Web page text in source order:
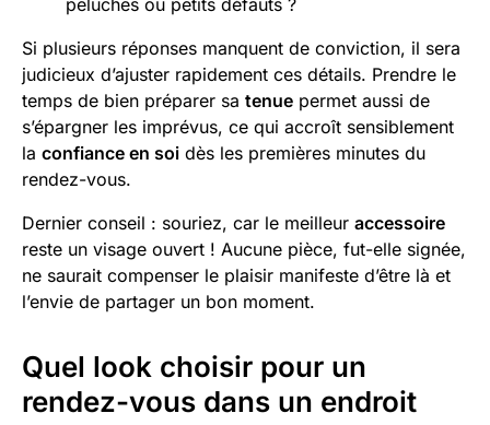
peluches ou petits défauts ?
Si plusieurs réponses manquent de conviction, il sera
judicieux d’ajuster rapidement ces détails. Prendre le
temps de bien préparer sa tenue permet aussi de
s’épargner les imprévus, ce qui accroît sensiblement
la confiance en soi dès les premières minutes du
rendez-vous.
Dernier conseil : souriez, car le meilleur accessoire
reste un visage ouvert ! Aucune pièce, fut-elle signée,
ne saurait compenser le plaisir manifeste d’être là et
l’envie de partager un bon moment.
Quel look choisir pour un
rendez-vous dans un endroit